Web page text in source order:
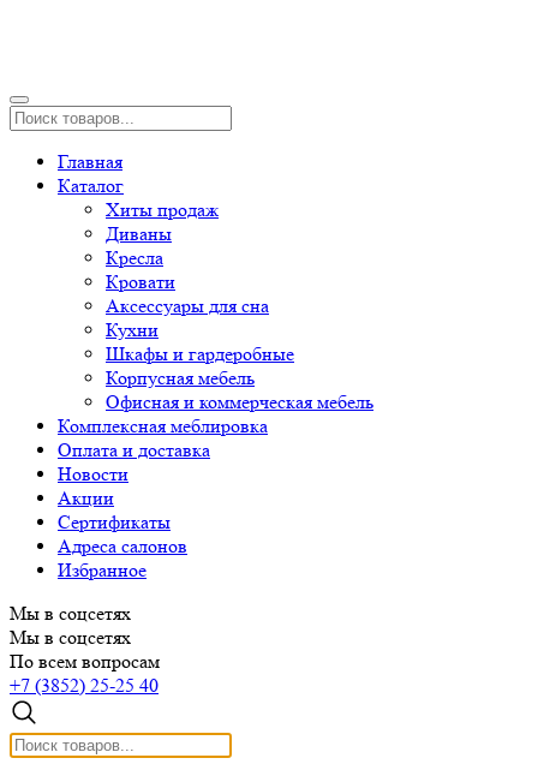
Главная
Каталог
Хиты продаж
Диваны
Кресла
Кровати
Аксессуары для сна
Кухни
Шкафы и гардеробные
Корпусная мебель
Офисная и коммерческая мебель
Комплексная меблировка
Оплата и доставка
Новости
Акции
Сертификаты
Адреса салонов
Избранное
Мы в соцсетях
Мы в соцсетях
По всем вопросам
+7 (3852) 25-25 40